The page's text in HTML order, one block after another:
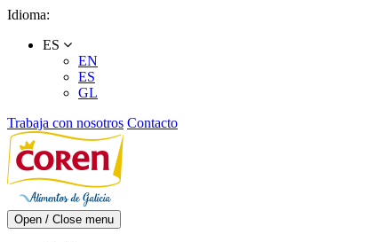
Skip
content
Idioma:
ES
EN
ES
GL
Trabaja con nosotros Contacto
Open / Close menu